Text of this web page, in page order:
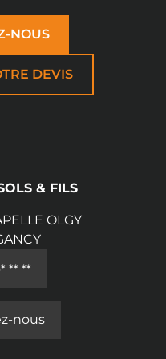
et
projets de
compétences
des réalisations
NOUS
DEVIS
& FILS
OLGY
* ** **
nous